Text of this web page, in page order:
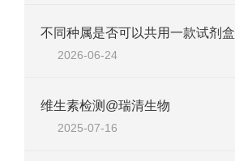
不同种属是否可以共用一款试剂盒
2026-06-24
维生素检测@瑞清生物
2025-07-16